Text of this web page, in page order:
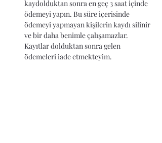
kaydolduktan sonra en geç 3 saat içinde
ödemeyi yapın. Bu süre içerisinde
ödemeyi yapmayan kişilerin kaydı silinir
ve bir daha benimle çalışamazlar.
Kayıtlar dolduktan sonra gelen
ödemeleri iade etmekteyim.